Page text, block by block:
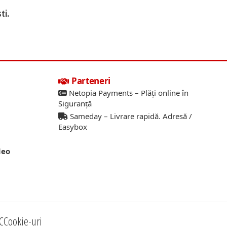
Parteneri
Netopia Payments – Plăți online în
Siguranță
Sameday – Livrare rapidă. Adresă /
Easybox
Cookie-uri